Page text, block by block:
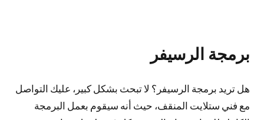
برمجة الرسيفر
هل تريد برمجة الرسيفر؟ لا تبحث بشكل كبير، عليك التواصل
مع فني ستلايت المنقف، حيث أنه سيقوم بعمل البرمجة